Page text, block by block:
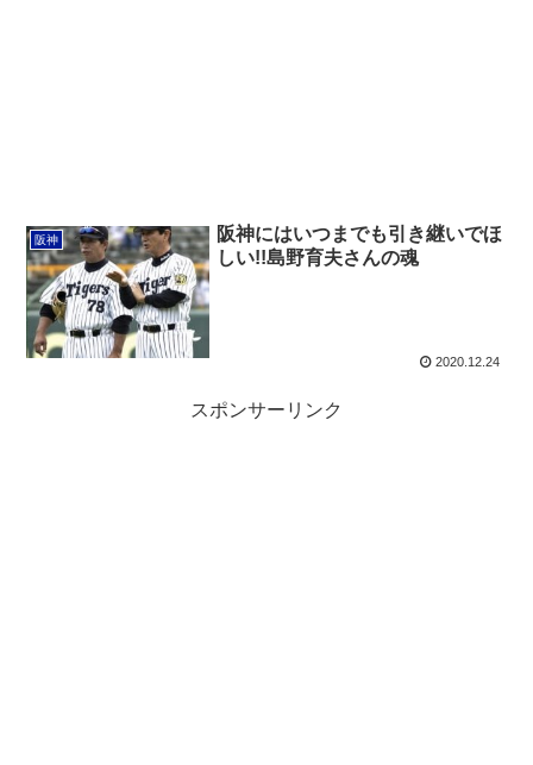
阪神
阪神にはいつまでも引き継いでほ
しい!!島野育夫さんの魂
2020.12.24
スポンサーリンク